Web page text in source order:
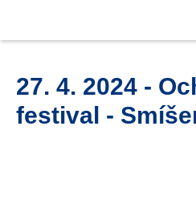
27. 4. 2024 -
festival -